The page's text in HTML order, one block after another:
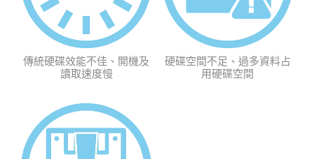
傳統硬碟效能不佳、開機及
讀取速度慢
硬碟空間不足、過多資料占
用硬碟空間